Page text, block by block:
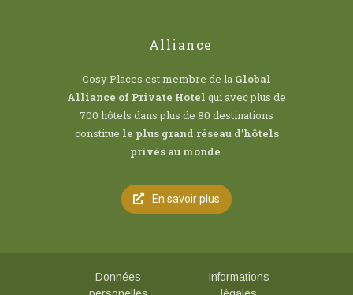
Alliance
Cosy Places est membre de la Global
Alliance of Private Hotel qui avec plus de
700 hôtels dans plus de 80 destinations
constitue le plus grand réseau d’hôtels
privés au monde
En savoir plus
Données
Informations